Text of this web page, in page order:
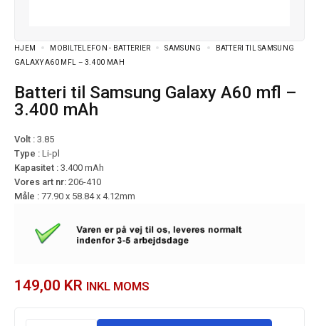
HJEM MOBILTELEFON - BATTERIER SAMSUNG
BATTERI TIL SAMSUNG
GALAXY A60 MFL – 3.400 MAH
Batteri til Samsung Galaxy A60 mfl –
3.400 mAh
Volt : 3.85
Type : Li-pl
Kapasitet : 3.400 mAh
Vores art nr: 206-410
Måle : 77.90 x 58.84 x 4.12mm
149,00 KR INKL MOMS